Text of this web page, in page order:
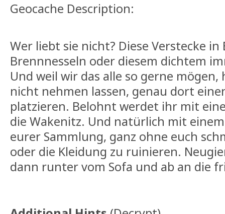
Geocache Description:
Wer liebt sie nicht? Diese Verstecke
Brennnesseln oder diesem dichtem
Und weil wir das alle so gerne mögen,
nicht nehmen lassen, genau dort
platzieren. Belohnt werdet ihr mit
die Wakenitz. Und natürlich mit
eurer Sammlung, ganz ohne euch
oder die Kleidung zu ruinieren.
dann runter vom Sofa und ab an die